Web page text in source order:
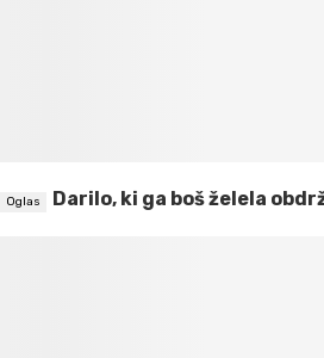
Darilo, ki ga boš želela